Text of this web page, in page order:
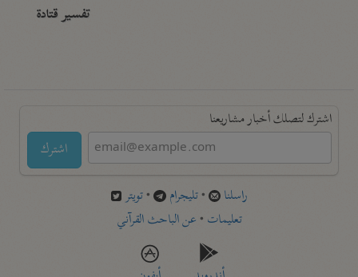
تفسير قتادة
اشترك لتصلك أخبار مشاريعنا
اشترك
راسلنا •تليجرام •تويتر
تعليمات •عن الباحث القرآني